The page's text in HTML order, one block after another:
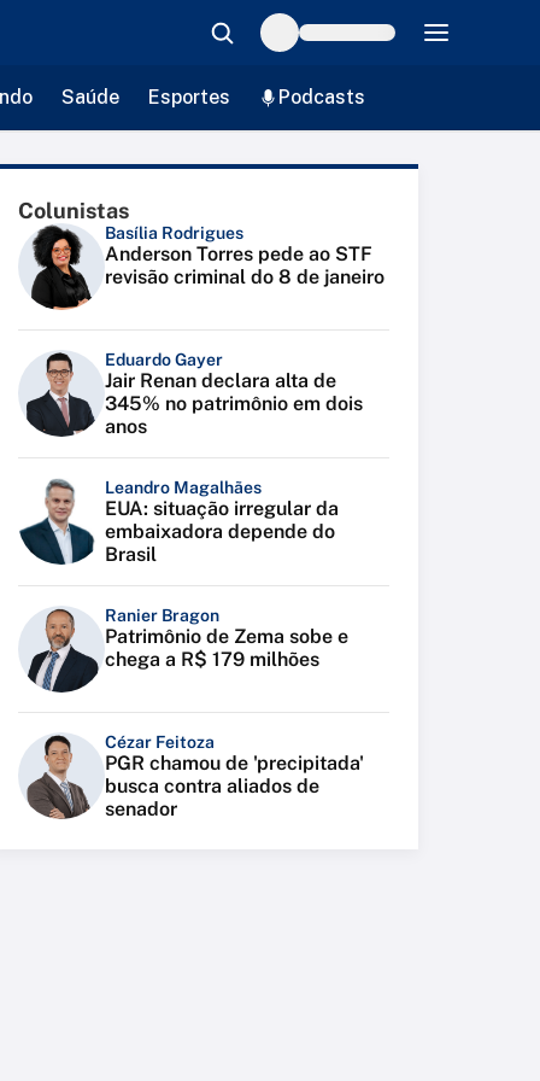
Saúde Esportes Podcasts
Colunistas
Basília Rodrigues
Anderson Torres pede ao STF
revisão criminal do 8 de janeiro
Eduardo Gayer
Jair Renan declara alta de
345% no patrimônio em dois
anos
Leandro Magalhães
EUA: situação irregular da
embaixadora depende do
Brasil
Ranier Bragon
Patrimônio de Zema sobe e
chega a R$ 179 milhões
Cézar Feitoza
PGR chamou de 'precipitada'
busca contra aliados de
senador